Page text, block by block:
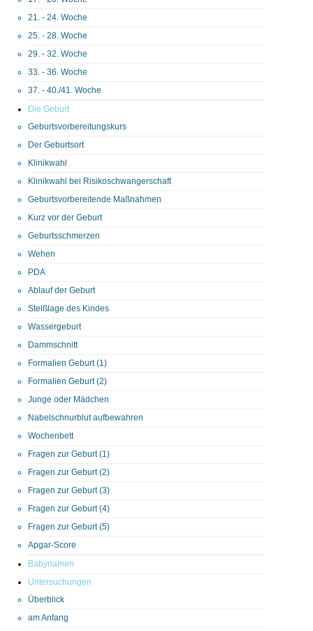
21. - 24. Woche
25. - 28. Woche
29. - 32. Woche
33. - 36. Woche
37. - 40./41. Woche
Die Geburt
Geburtsvorbereitungskurs
Der Geburtsort
Klinikwahl
Klinikwahl bei Risikoschwangerschaft
Geburtsvorbereitende Maßnahmen
Kurz vor der Geburt
Geburtsschmerzen
Wehen
PDA
Ablauf der Geburt
Steißlage des Kindes
Wassergeburt
Dammschnitt
Formalien Geburt (1)
Formalien Geburt (2)
Junge oder Mädchen
Nabelschnurblut aufbewahren
Wochenbett
Fragen zur Geburt (1)
Fragen zur Geburt (2)
Fragen zur Geburt (3)
Fragen zur Geburt (4)
Fragen zur Geburt (5)
Apgar-Score
Babynamen
Untersuchungen
Überblick
am Anfang